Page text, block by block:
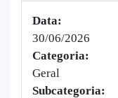
Data:
30/06/2026
Categoria:
Geral
Subcategoria: